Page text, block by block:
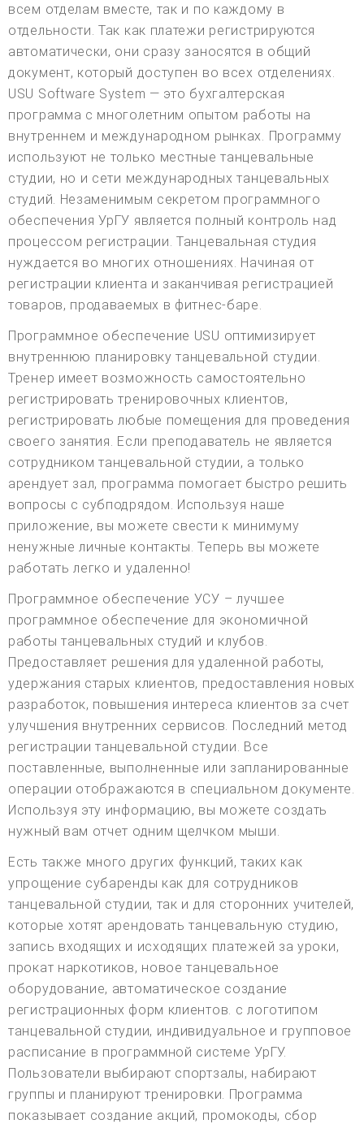
всем отделам вместе, так и по каждому в
отдельности. Так как платежи регистрируются
автоматически, они сразу заносятся в общий
документ, который доступен во всех отделениях.
USU Software System — это бухгалтерская
программа с многолетним опытом работы на
внутреннем и международном рынках. Программу
используют не только местные танцевальные
студии, но и сети международных танцевальных
студий. Незаменимым секретом программного
обеспечения УрГУ является полный контроль над
процессом регистрации. Танцевальная студия
нуждается во многих отношениях. Начиная от
регистрации клиента и заканчивая регистрацией
товаров, продаваемых в фитнес-баре.
Программное обеспечение USU оптимизирует
внутреннюю планировку танцевальной студии.
Тренер имеет возможность самостоятельно
регистрировать тренировочных клиентов,
регистрировать любые помещения для проведения
своего занятия. Если преподаватель не является
сотрудником танцевальной студии, а только
арендует зал, программа помогает быстро решить
вопросы с субподрядом. Используя наше
приложение, вы можете свести к минимуму
ненужные личные контакты. Теперь вы можете
работать легко и удаленно!
Программное обеспечение УСУ – лучшее
программное обеспечение для экономичной
работы танцевальных студий и клубов.
Предоставляет решения для удаленной работы,
удержания старых клиентов, предоставления новых
разработок, повышения интереса клиентов за счет
улучшения внутренних сервисов. Последний метод
регистрации танцевальной студии. Все
поставленные, выполненные или запланированные
операции отображаются в специальном документе.
Используя эту информацию, вы можете создать
нужный вам отчет одним щелчком мыши.
Есть также много других функций, таких как
упрощение субаренды как для сотрудников
танцевальной студии, так и для сторонних учителей,
которые хотят арендовать танцевальную студию,
запись входящих и исходящих платежей за уроки,
прокат наркотиков, новое танцевальное
оборудование, автоматическое создание
регистрационных форм клиентов. с логотипом
танцевальной студии, индивидуальное и групповое
расписание в программной системе УрГУ.
Пользователи выбирают спортзалы, набирают
группы и планируют тренировки. Программа
показывает создание акций, промокоды, сбор